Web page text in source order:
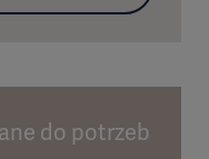
do potrzeb